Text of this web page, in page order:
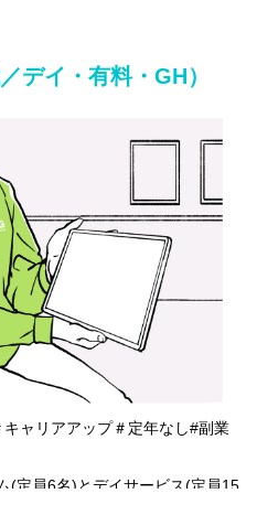
デイ・有料・GH）
ャリアアップ＃定年なし#副業
(定員6名)とデイサービス(定員15